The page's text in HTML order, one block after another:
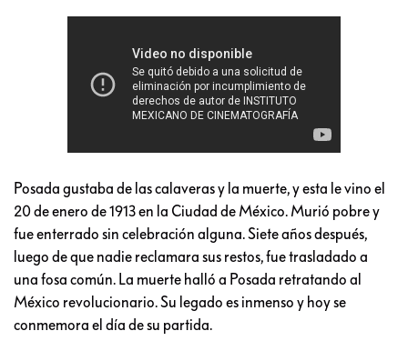
Posada gustaba de las calaveras y la muerte, y esta le vino el
20 de enero de 1913 en la Ciudad de México. Murió pobre y
fue enterrado sin celebración alguna. Siete años después,
luego de que nadie reclamara sus restos, fue trasladado a
una fosa común. La muerte halló a Posada retratando al
México revolucionario. Su legado es inmenso y hoy se
conmemora el día de su partida.